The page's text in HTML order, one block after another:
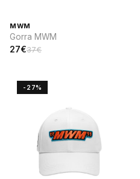
MWM
Gorra MWM
27€37€
-27%